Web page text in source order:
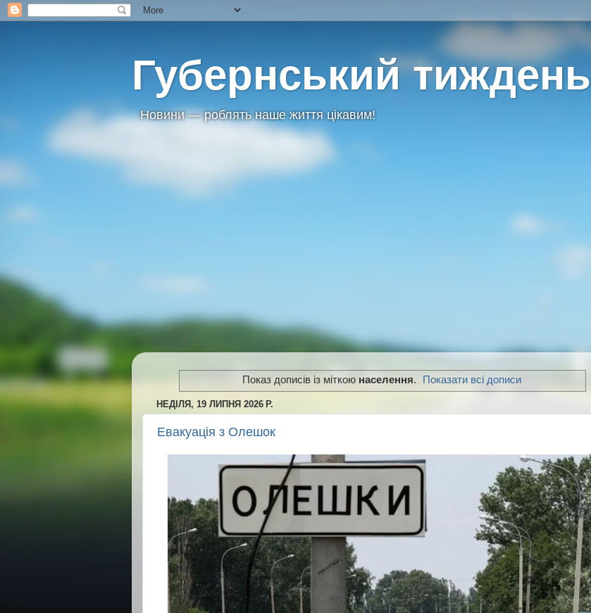
Губернський тиждень
Новини — роблять наше життя цікавим!
Показ дописів із міткою населення. Показати всі дописи
НЕДІЛЯ, 19 ЛИПНЯ 2026 Р.
Евакуація з Олешок